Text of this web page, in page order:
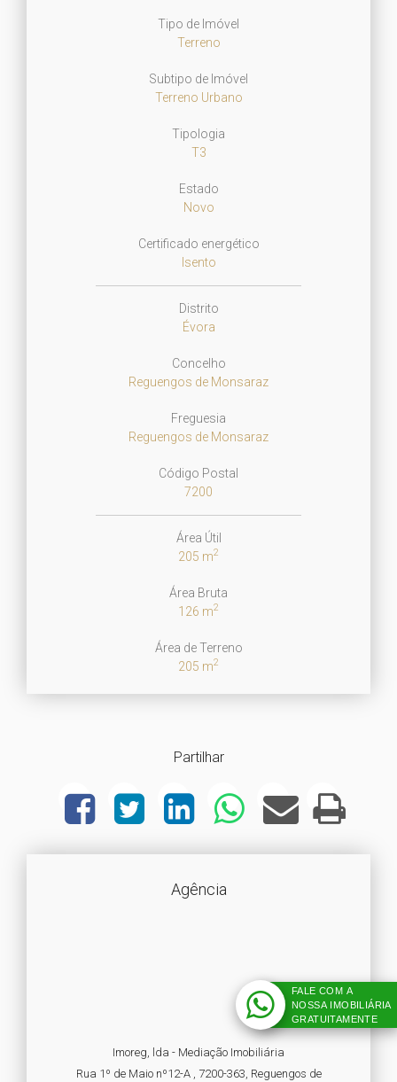
Tipo de Imóvel
Terreno
Subtipo de Imóvel
Terreno Urbano
Tipologia
T3
Estado
Novo
Certificado energético
Isento
Distrito
Évora
Concelho
Reguengos de Monsaraz
Freguesia
Reguengos de Monsaraz
Código Postal
7200
Área Útil
205 m2
Área Bruta
126 m2
Área de Terreno
205 m2
Partilhar
Agência
Imoreg, lda - Mediação Imobiliária
Rua 1º de Maio nº12-A , 7200-363, Reguengos de
FALE COM A
NOSSA IMOBILIÁRIA
GRATUITAMENTE